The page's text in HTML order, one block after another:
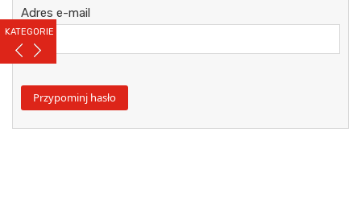
KATEGORIE
Adres e-mail